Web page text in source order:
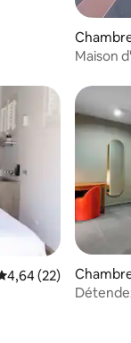
Maison
moyenne
4,64 (22)